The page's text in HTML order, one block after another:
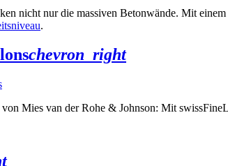
nicht nur die massiven Betonwände. Mit
.
chevron_right
Mies van der Rohe & Johnson: Mit